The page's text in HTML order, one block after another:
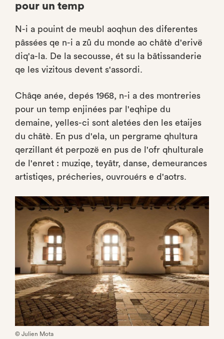
pour un temp
N-i a pouint de meubl aoqhun des diferentes
pâssées qe n-i a zû du monde ao châtè d'erivë
diq'a-la. De la secousse, ét su la bâtissanderie
qe les vizitous devent s'assordi.
Châqe anée, depés 1968, n-i a des montreries
pour un temp enjinées par l'eqhipe du
demaine, yelles-ci sont aletées den les etaijes
du châtè. En pus d'ela, un pergrame qhultura
qerzillant ét perpozë en pus de l'ofr qhulturale
de l'enret : muziqe, teyâtr, danse, demeurances
artistiqes, précheries, ouvrouérs e d'aotrs.
© Julien Mota